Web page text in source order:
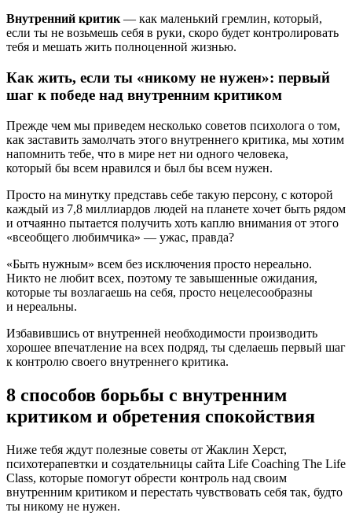
Внутренний критик — как маленький гремлин, который,
если ты не возьмешь себя в руки, скоро будет контролировать
тебя и мешать жить полноценной жизнью.
Как жить, если ты «никому не нужен»: первый
шаг к победе над внутренним критиком
Прежде чем мы приведем несколько советов психолога о том,
как заставить замолчать этого внутреннего критика, мы хотим
напомнить тебе, что в мире нет ни одного человека,
который бы всем нравился и был бы всем нужен.
Просто на минутку представь себе такую персону, с которой
каждый из 7,8 миллиардов людей на планете хочет быть рядом
и отчаянно пытается получить хоть каплю внимания от этого
«всеобщего любимчика» — ужас, правда?
«Быть нужным» всем без исключения просто нереально.
Никто не любит всех, поэтому те завышенные ожидания,
которые ты возлагаешь на себя, просто нецелесообразны
и нереальны.
Избавившись от внутренней необходимости производить
хорошее впечатление на всех подряд, ты сделаешь первый шаг
к контролю своего внутреннего критика.
8 способов борьбы с внутренним
критиком и обретения спокойствия
Ниже тебя ждут полезные советы от Жаклин Херст,
психотерапевтки и создательницы сайта Life Coaching The Life
Class, которые помогут обрести контроль над своим
внутренним критиком и перестать чувствовать себя так, будто
ты никому не нужен.